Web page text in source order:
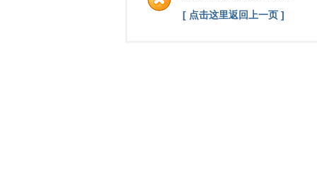
[ 点击这里返回上一页 ]